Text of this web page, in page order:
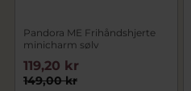
Pandora ME Frihåndshjerte
minicharm sølv
149,00 kr
119,20 kr